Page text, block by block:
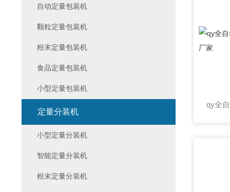
自动定量包装机
颗粒定量包装机
粉末定量包装机
食品定量包装机
小型定量包装机
定量分装机
小型定量分装机
智能定量分装机
粉末定量分装机